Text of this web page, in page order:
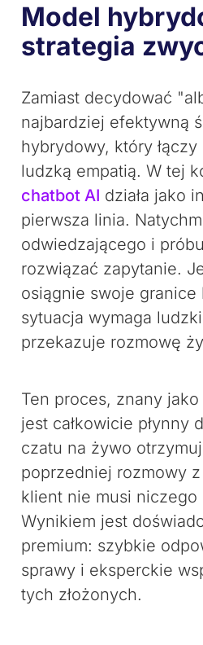
Model
strategia
Zamiast decydować
najbardziej efektywną
hybrydowy, który
ludzką empatią. W tej
chatbot AI działa jako
pierwsza linia.
odwiedzającego i
rozwiązać zapytanie.
osiągnie swoje
sytuacja wymaga
przekazuje rozmowę
Ten proces, znany
jest całkowicie płynny
czatu na żywo
poprzedniej rozmowy
klient nie musi niczego
Wynikiem jest
premium: szybkie
sprawy i eksperckie
tych złożonych.